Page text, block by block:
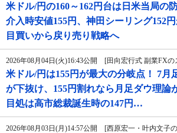
米ドル/円の160～162円台は日米当局の
介入時安値155円、神田シーリング152
目買いから戻り売り戦略へ
2026年08月04日(火)16:43公開 [田向宏行式 副業FXの
米ドル/円は155円が最大の分岐点！ 7月
が下抜け、155円割れなら月足ダウ理論
目処は高市総裁誕生時の147円…
2026年08月03日(月)14:57公開 [西原宏一・叶内文子